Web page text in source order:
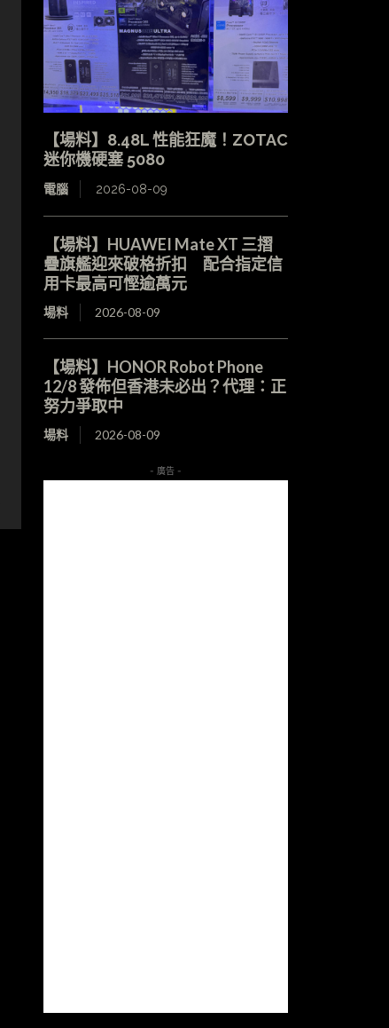
【場料】8.48L 性能狂魔！ZOTAC
迷你機硬塞 5080
電腦 2026-08-09
【場料】HUAWEI Mate XT 三摺
疊旗艦迎來破格折扣 配合指定信
用卡最高可慳逾萬元
場料 2026-08-09
【場料】HONOR Robot Phone
12/8 發佈但香港未必出？代理：正
努力爭取中
場料 2026-08-09
- 廣告 -